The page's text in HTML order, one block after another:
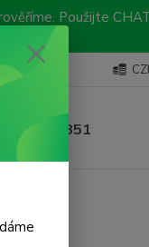
Použijte
Kontakty
linka
792 217 851
9-16 hod.)